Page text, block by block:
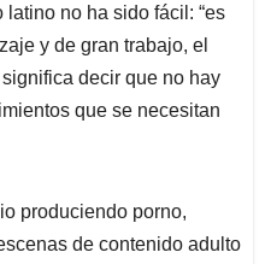
no ha sido fácil: “es
y de gran trabajo, el
decir que no hay
que se necesitan
produciendo porno,
de contenido adulto